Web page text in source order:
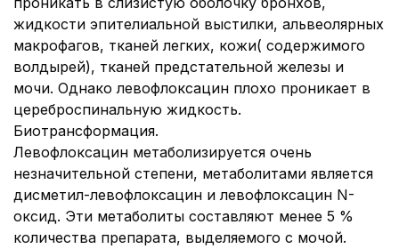
жидкости эпителиальной выстилки, альвеолярных
макрофагов, тканей легких, кожи( содержимого
волдырей), тканей предстательной железы и
мочи. Однако левофлоксацин плохо проникает в
цереброспинальную жидкость.
Биотрансформация.
Левофлоксацин метаболизируется очень
незначительной степени, метаболитами является
дисметил-левофлоксацин и левофлоксацин N-
оксид. Эти метаболиты составляют менее 5 %
количества препарата, выделяемого с мочой.